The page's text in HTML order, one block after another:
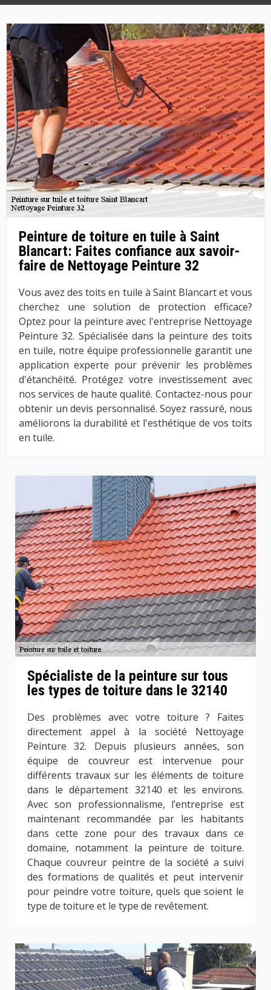
Peinture de toiture en tuile à Saint
Blancart: Faites confiance aux savoir-
faire de Nettoyage Peinture 32
Vous avez des toits en tuile à Saint Blancart et vous
cherchez une solution de protection efficace?
Optez pour la peinture avec l'entreprise Nettoyage
Peinture 32. Spécialisée dans la peinture des toits
en tuile, notre équipe professionnelle garantit une
application experte pour prévenir les problèmes
d'étanchéité. Protégez votre investissement avec
nos services de haute qualité. Contactez-nous pour
obtenir un devis personnalisé. Soyez rassuré, nous
améliorons la durabilité et l'esthétique de vos toits
en tuile.
Spécialiste de la peinture sur tous
les types de toiture dans le 32140
Des problèmes avec votre toiture ? Faites
directement appel à la société Nettoyage
Peinture 32. Depuis plusieurs années, son
équipe de couvreur est intervenue pour
différents travaux sur les éléments de toiture
dans le département 32140 et les environs.
Avec son professionnalisme, l’entreprise est
maintenant recommandée par les habitants
dans cette zone pour des travaux dans ce
domaine, notamment la peinture de toiture.
Chaque couvreur peintre de la société a suivi
des formations de qualités et peut intervenir
pour peindre votre toiture, quels que soient le
type de toiture et le type de revêtement.